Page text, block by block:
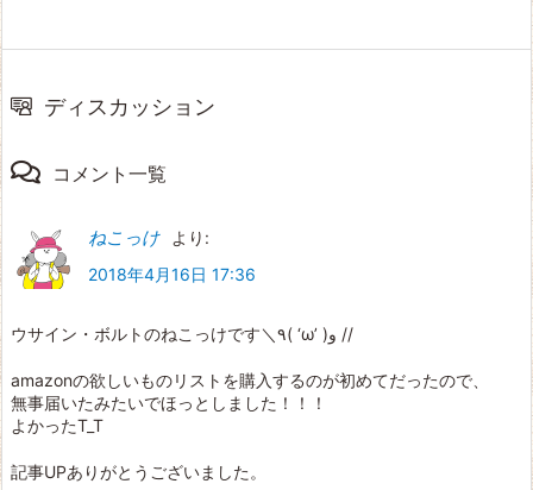
ディスカッション
コメント一覧
ねこっけ
より:
2018年4月16日 17:36
ウサイン・ボルトのねこっけです＼٩( ‘ω’ )و //
amazonの欲しいものリストを購入するのが初めてだったので、
無事届いたみたいでほっとしました！！！
よかったT_T
記事UPありがとうございました。